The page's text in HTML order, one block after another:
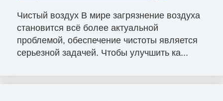
Чистый воздух В мире загрязнение воздуха
становится всё более актуальной
проблемой, обеспечение чистоты является
серьезной задачей. Чтобы улучшить ка...